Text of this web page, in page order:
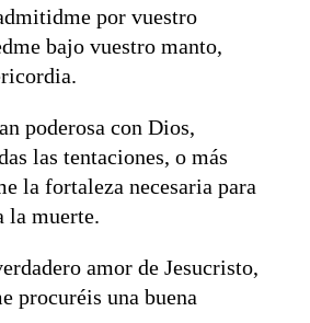
por vuestro
bajo vuestro manto,
poderosa con Dios,
las tentaciones, o más
la fortaleza necesaria para
la muerte.
amor de Jesucristo,
procuréis una buena